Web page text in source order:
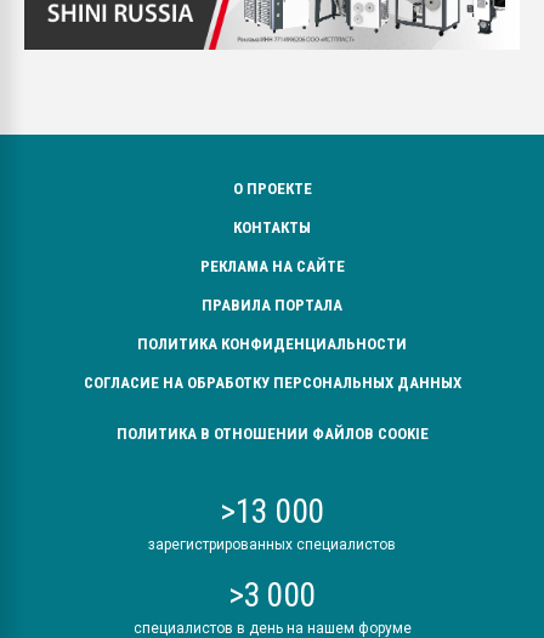
О ПРОЕКТЕ
КОНТАКТЫ
РЕКЛАМА НА САЙТЕ
ПРАВИЛА ПОРТАЛА
ПОЛИТИКА КОНФИДЕНЦИАЛЬНОСТИ
СОГЛАСИЕ НА ОБРАБОТКУ ПЕРСОНАЛЬНЫХ ДАННЫХ
ПОЛИТИКА В ОТНОШЕНИИ ФАЙЛОВ COOKIE
>13 000
зарегистрированных специалистов
>3 000
специалистов в день на нашем форуме